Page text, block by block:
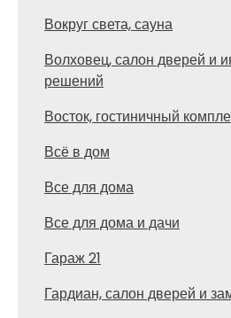
Вокруг света, сауна
Волховец, салон дверей и
решений
Восток, гостиничный
Всё в дом
Все для дома
Все для дома и дачи
Гараж 21
Гардиан, салон дверей и